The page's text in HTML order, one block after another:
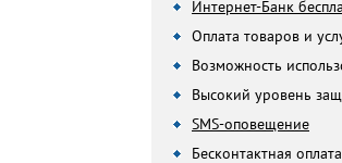
Интернет-Банк
Оплата товаров и
Возможность
Высокий уровень
SMS-оповещение
Бесконтактная оплата​